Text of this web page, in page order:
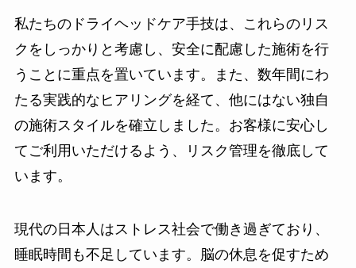
私たちのドライヘッドケア手技は、これらのリス
クをしっかりと考慮し、安全に配慮した施術を行
うことに重点を置いています。また、数年間にわ
たる実践的なヒアリングを経て、他にはない独自
の施術スタイルを確立しました。お客様に安心し
てご利用いただけるよう、リスク管理を徹底して
います。
現代の日本人はストレス社会で働き過ぎており、
睡眠時間も不足しています。脳の休息を促すため